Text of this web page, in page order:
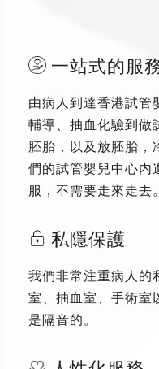
一站式的服
由病人到達香港試管
輔導、抽血化驗到做
胚胎，以及放胚胎，
們的試管嬰兒中心内
服，不需要走來走去。
私隱保護
我們非常注重病人的
室、抽血室、手術室
是隔音的。